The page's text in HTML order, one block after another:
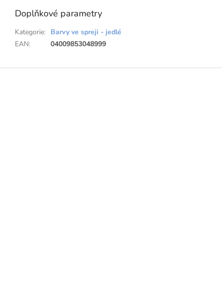
Doplňkové parametry
Kategorie: Barvy ve spreji - jedlé
EAN: 04009853048999
Z